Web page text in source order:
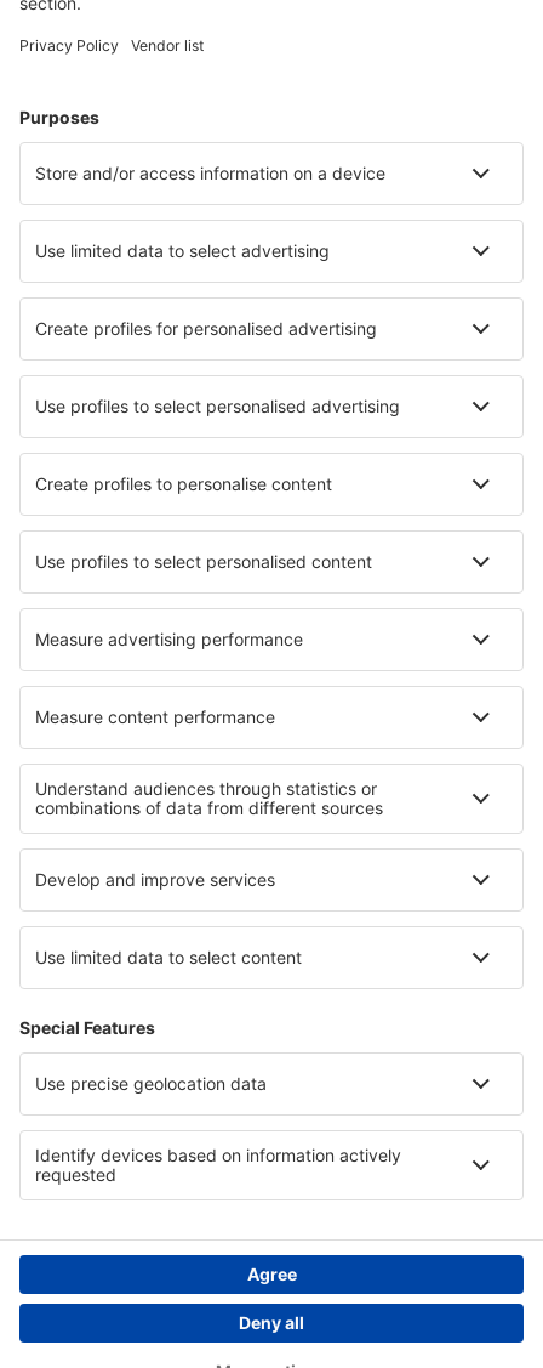
Cazarea preferată
Cele mai căutate hoteluri de către utilizatorii eSky
Hoteluri în Sri Lanka - Orașe populare
Hoteluri în Negombo Hoteluri în Hikkaduwa
Hoteluri în Colombo Hoteluri în Koggala
Hoteluri în Daulagala Hoteluri în Minneriya
Cele mai bune hoteluri - orașe
Hoteluri în Karatu Hoteluri Vrulje Hoteluri în Lorsch
Hoteluri în Florence Hoteluri în Kerimaki
Hoteluri în Jbeil Hoteluri în Debar Hoteluri în Terontola
Cele mai bune hoteluri - regiuni
Hoteluri pe Coasta de Vest a Sri Lankăi Hoteluri in Dolomites
Hoteluri on Baltic Sea Coast Hoteluri in Caraibe